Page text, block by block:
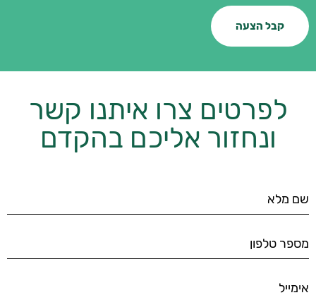
קבל הצעה
לפרטים צרו איתנו קשר
ונחזור אליכם בהקדם